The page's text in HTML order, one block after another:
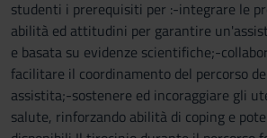
studenti i prerequisiti per :-integrare le
abilità ed attitudini per garantire
e basata su evidenze scientifiche;-
facilitare il coordinamento del percorso
assistita;-sostenere ed incoraggiare gli
salute, rinforzando abilità di coping e